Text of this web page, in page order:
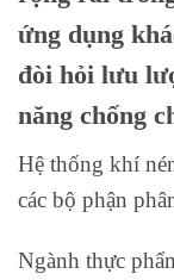
ứng dụng
đòi hỏi lưu
năng chống
Hệ thống khí
các bộ phận
Ngành thực